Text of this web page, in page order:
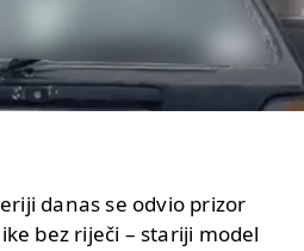
danas se odvio prizor
bez riječi – stariji model